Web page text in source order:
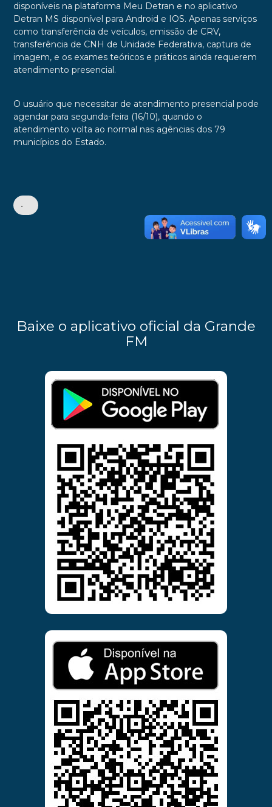
disponíveis na plataforma Meu Detran e no aplicativo
Detran MS disponível para Android e IOS. Apenas serviços
como transferência de veículos, emissão de CRV,
transferência de CNH de Unidade Federativa, captura de
imagem, e os exames teóricos e práticos ainda requerem
atendimento presencial.
O usuário que necessitar de atendimento presencial pode
agendar para segunda-feira (16/10), quando o
atendimento volta ao normal nas agências dos 79
municípios do Estado.
•
Baixe o aplicativo oficial da Grande
FM